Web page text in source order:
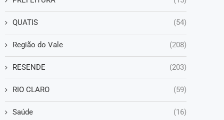
QUATIS (54)
Região do Vale (208)
RESENDE (203)
RIO CLARO (59)
Saúde (16)